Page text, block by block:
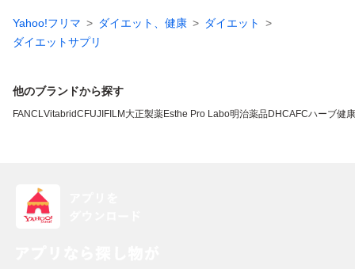
Yahoo!フリマ ダイエット、健康
ダイエット
ダイエットサプリ
他のブランドから探す
FANCLVitabridC FUJIFILM 大正製薬Esthe Pro Labo明治薬品DHCAFCハーブ健